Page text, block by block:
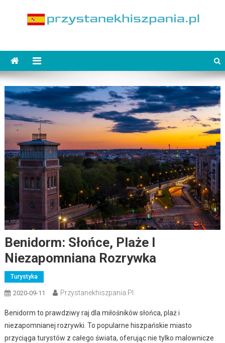
Benidorm: Słońce, Plaże I
Niezapomniana Rozrywka
Turystyka
2020-09-11 Przystanekhiszpania.pl
Benidorm to prawdziwy raj dla miłośników słońca, plaż i
niezapomnianej rozrywki. To popularne hiszpańskie miasto
przyciąga turystów z całego świata, oferując nie tylko malownicze